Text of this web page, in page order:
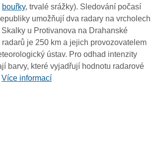
bouřky, trvalé srážky). Sledování počasí
umožňují dva radary na vrcholech
u Protivanova na Drahanské
je 250 km a jejich provozovatelem
ústav. Pro odhad intenzity
barvy, které vyjadřují hodnotu radarové
Více informací